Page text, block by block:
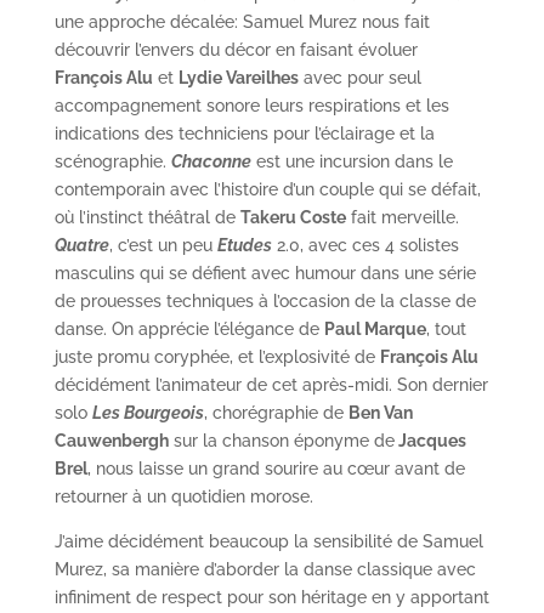
une approche décalée: Samuel Murez nous fait
découvrir l’envers du décor en faisant évoluer
François Alu et Lydie Vareilhesavec pour seul
accompagnement sonore leurs respirations et les
indications des techniciens pour l’éclairage et la
scénographie. Chaconneest une incursion dans le
contemporain avec l’histoire d’un couple qui se défait,
où l’instinct théâtral de Takeru Costefait merveille.
Quatre, c’est un peu Etudes2.0, avec ces 4 solistes
masculins qui se défient avec humour dans une série
de prouesses techniques à l’occasion de la classe de
danse. On apprécie l’élégance de Paul Marque, tout
juste promu coryphée, et l’explosivité de François Alu
décidément l’animateur de cet après-midi. Son dernier
solo Les Bourgeois, chorégraphie de Ben Van
Cauwenberghsur la chanson éponyme deJacques
Brel, nous laisse un grand sourire au cœur avant de
retourner à un quotidien morose.
J’aime décidément beaucoup la sensibilité de Samuel
Murez, sa manière d’aborder la danse classique avec
infiniment de respect pour son héritage en y apportant